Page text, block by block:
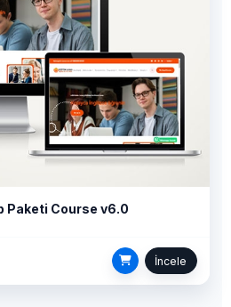
Paketi Course v6.0
İncele